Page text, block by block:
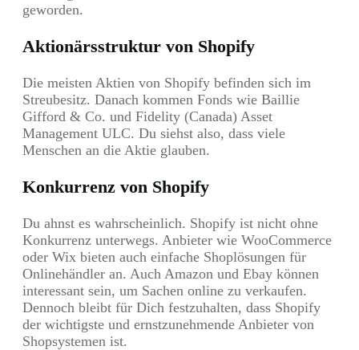
geworden.
Aktionärsstruktur von Shopify
Die meisten Aktien von Shopify befinden sich im
Streubesitz. Danach kommen Fonds wie Baillie
Gifford & Co. und Fidelity (Canada) Asset
Management ULC. Du siehst also, dass viele
Menschen an die Aktie glauben.
Konkurrenz von Shopify
Du ahnst es wahrscheinlich. Shopify ist nicht ohne
Konkurrenz unterwegs. Anbieter wie WooCommerce
oder Wix bieten auch einfache Shoplösungen für
Onlinehändler an. Auch Amazon und Ebay können
interessant sein, um Sachen online zu verkaufen.
Dennoch bleibt für Dich festzuhalten, dass Shopify
der wichtigste und ernstzunehmende Anbieter von
Shopsystemen ist.